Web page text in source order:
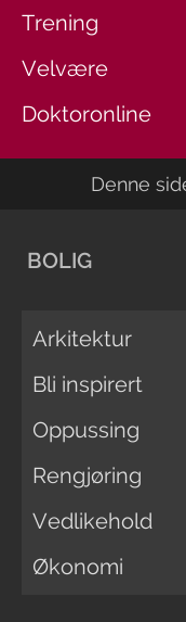
Trening
Velvære
Doktoronline
Denne
BOLIG
Arkitektur
Bli inspirert
Oppussing
Rengjøring
Vedlikehold
Økonomi